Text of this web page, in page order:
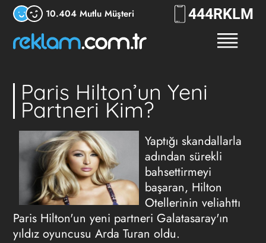
10.404 Mutlu Müşteri 444RKLM
Paris Hilton’un Yeni
Partneri Kim?
Yaptığı skandallarla
adından sürekli
bahsettirmeyi
başaran, Hilton
Otellerinin veliahttı
Paris Hilton'un yeni partneri Galatasaray'ın
yıldız oyuncusu Arda Turan oldu.